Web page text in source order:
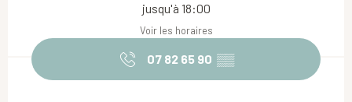
jusqu'à 18:00
Voir les horaires
07 82 65 90 ▒▒